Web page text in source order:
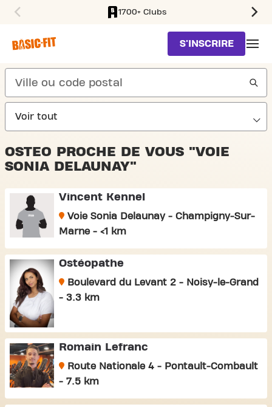
1700+ Clubs
S'INSCRIRE
search
OSTEO PROCHE DE VOUS "VOIE
SONIA DELAUNAY"
Vincent Kennel
Voie Sonia Delaunay - Champigny-Sur-
Marne - <1 km
Ostéopathe
Boulevard du Levant 2 - Noisy-le-Grand
- 3.3 km
Romain Lefranc
Route Nationale 4 - Pontault-Combault
- 7.5 km